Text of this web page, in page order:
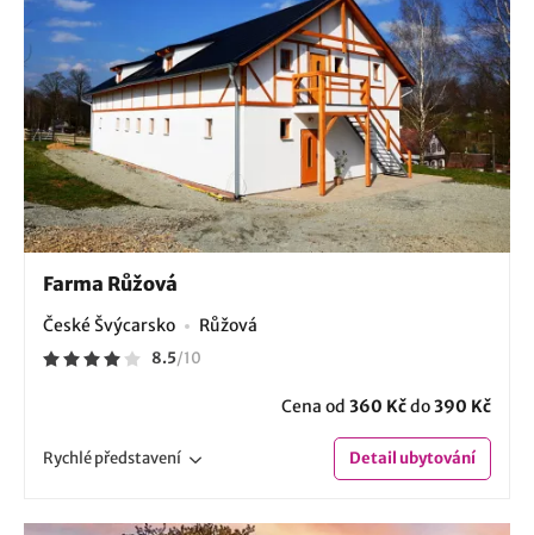
Farma Růžová
České Švýcarsko Růžová
8.5/10
Cena od 360 Kčdo390 Kč
Rychlépředstavení Detailubytování